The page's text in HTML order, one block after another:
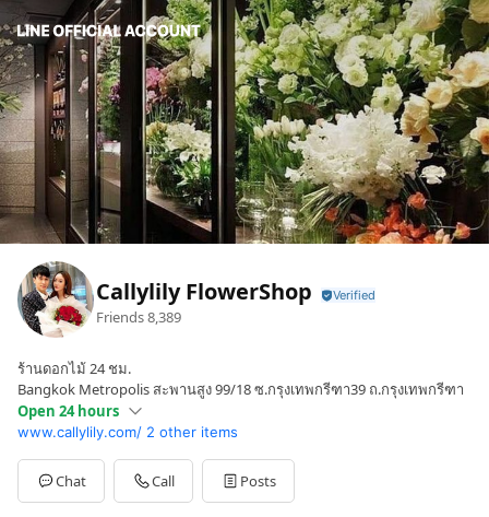
Callylily FlowerShop
Friends8,389
ร้านดอกไม้ 24 ชม.
Bangkok Metropolis สะพานสูง 99/18 ซ.กรุงเทพกรีฑา39 ถ.กรุงเทพกรีฑา
Open 24 hours
SunOpen 24 hours
MonOpen 24 hours
TueOpen 24 hours
WedOpen 24 hours
www.callylily.com/ 2 other items
Chat Call Posts